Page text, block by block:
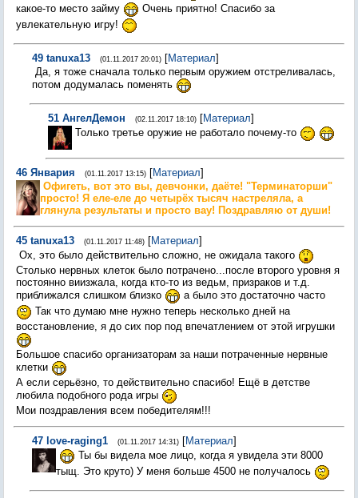
какое-то место займу
Очень приятно! Спасибо за
увлекательную игру!
49 tanuxa13 (01.11.2017 20:01) [Материал]
Да, я тоже сначала только первым оружием отстреливалась,
потом додумалась поменять
51 АнгелДемон (02.11.2017 18:10) [Материал]
Только третье оружие не работало почему-то
46 Январия (01.11.2017 13:15) [Материал]
Офигеть, вот это вы, девчонки, даёте! "Терминаторши"
просто! Я еле-еле до четырёх тысяч настреляла, а
глянула результаты и просто вау! Поздравляю от души!
45 tanuxa13 (01.11.2017 11:48) [Материал]
Ох, это было действительно сложно, не ожидала такого
Столько нервных клеток было потрачено...после второго уровня я
постоянно виизжала, когда кто-то из ведьм, призраков и т.д.
приближался слишком близко
а было это достаточно часто
Так что думаю мне нужно теперь несколько дней на
восстановление, я до сих пор под впечатлением от этой игрушки
Большое спасибо организаторам за наши потраченные нервные
клетки
А если серьёзно, то действительно спасибо! Ещё в детстве
любила подобного рода игры
Мои поздравления всем победителям!!!
47 love-raging1 (01.11.2017 14:31) [Материал]
Ты бы видела мое лицо, когда я увидела эти 8000
тыщ. Это круто) У меня больше 4500 не получалось